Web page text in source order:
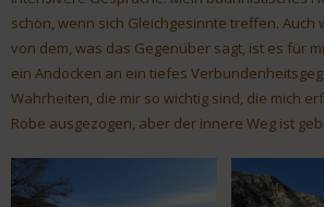
schön, wenn sich Gleichgesinnte treffen. Auch
von dem, was das Gegenüber sagt, ist es für
ein Andocken an ein tiefes
Wahrheiten, die mir so wichtig sind, die mich
Robe ausgezogen, aber der innere Weg ist